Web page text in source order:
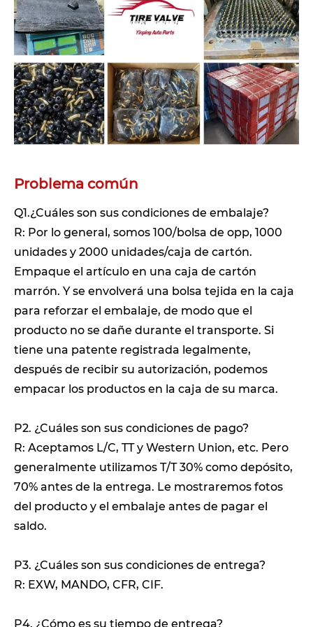
Problema común
Q1.¿Cuáles son sus condiciones de embalaje?
R: Por lo general, somos 100/bolsa de opp, 1000
unidades y 2000 unidades/caja de cartón.
Empaque el artículo en una caja de cartón
marrón. Y se envolverá una bolsa tejida en la caja
para reforzar el embalaje, de modo que el
producto no se dañe durante el transporte. Si
tiene una patente registrada legalmente,
después de recibir su autorización, podemos
empacar los productos en la caja de su marca.
P2. ¿Cuáles son sus condiciones de pago?
R: Aceptamos L/C, TT y Western Union, etc. Pero
generalmente utilizamos T/T 30% como depósito,
70% antes de la entrega. Le mostraremos fotos
del producto y el embalaje antes de pagar el
saldo.
P3. ¿Cuáles son sus condiciones de entrega?
R: EXW, MANDO, CFR, CIF.
P4. ¿Cómo es su tiempo de entrega?